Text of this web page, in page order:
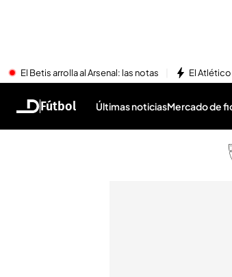
El Betis arrolla al Arsenal: las notas El
Fútbol Últimas noticiasMercado de